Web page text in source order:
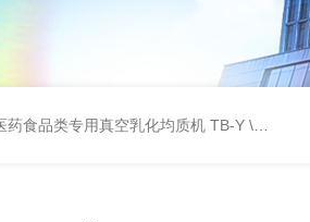
药食品类专用真空乳化均质机 TB-Y \TB-SSID全自动圆瓶罐贴标机